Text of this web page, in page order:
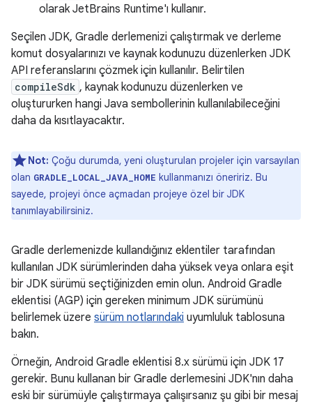
olarak JetBrains Runtime'ı kullanır.
Seçilen JDK, Gradle derlemenizi çalıştırmak ve derleme
komut dosyalarınızı ve kaynak kodunuzu düzenlerken JDK
API referanslarını çözmek için kullanılır. Belirtilen
compileSdk , kaynak kodunuzu düzenlerken ve
oluştururken hangi Java sembollerinin kullanılabileceğini
daha da kısıtlayacaktır.
Not: Çoğu durumda, yeni oluşturulan projeler için varsayılan
olan GRADLE_LOCAL_JAVA_HOME kullanmanızı öneririz. Bu
sayede, projeyi önce açmadan projeye özel bir JDK
tanımlayabilirsiniz.
Gradle derlemenizde kullandığınız eklentiler tarafından
kullanılan JDK sürümlerinden daha yüksek veya onlara eşit
bir JDK sürümü seçtiğinizden emin olun. Android Gradle
eklentisi (AGP) için gereken minimum JDK sürümünü
belirlemek üzere sürüm notlarındaki uyumluluk tablosuna
bakın.
Örneğin, Android Gradle eklentisi 8.x sürümü için JDK 17
gerekir. Bunu kullanan bir Gradle derlemesini JDK'nın daha
eski bir sürümüyle çalıştırmaya çalışırsanız şu gibi bir mesaj